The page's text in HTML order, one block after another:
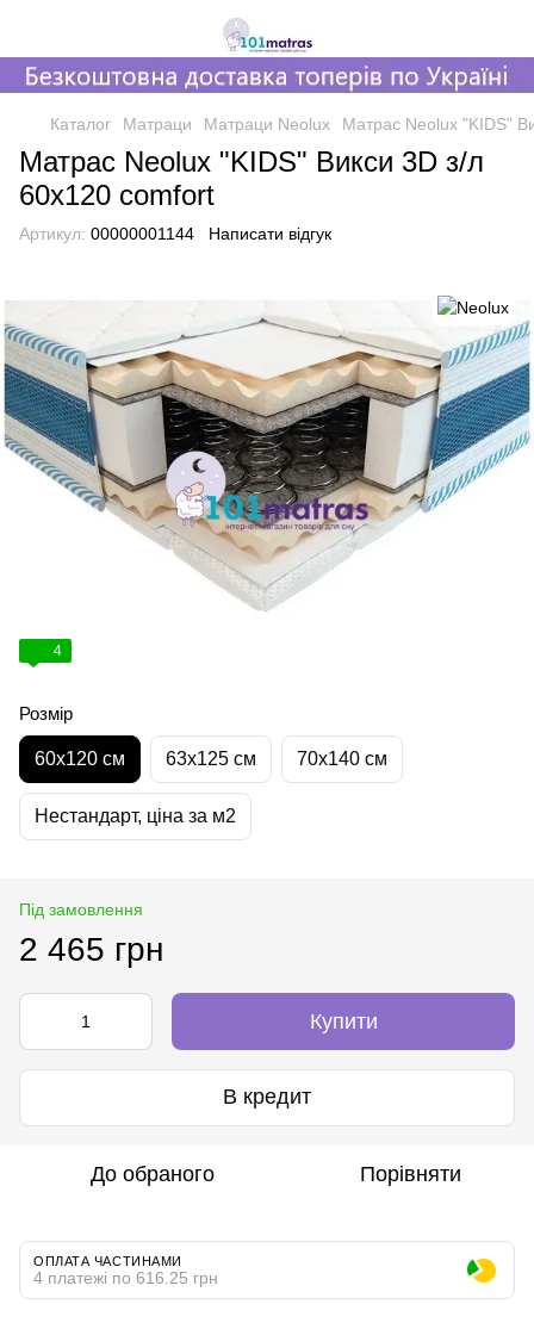
Каталог Матраци Матраци Neolux Матрас Neolux "KIDS"
Матрас Neolux "KIDS" Викси 3D з/л
60x120 comfort
Артикул: 00000001144 Написати відгук
4
Розмір
60х120 см 63х125 см 70х140 см
Нестандарт, ціна за м2
Під замовлення
2 465 грн
Купити
В кредит
До обраного Порівняти
ОПЛАТА ЧАСТИНАМИ
4 платежі по 616.25 грн